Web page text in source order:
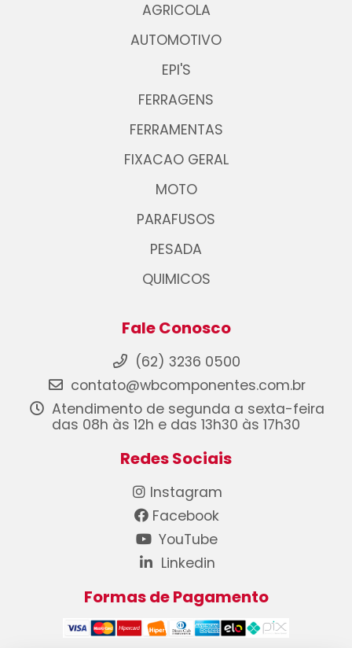
AGRICOLA
AUTOMOTIVO
EPI'S
FERRAGENS
FERRAMENTAS
FIXACAO GERAL
MOTO
PARAFUSOS
PESADA
QUIMICOS
Fale Conosco
(62) 3236 0500
contato@wbcomponentes.com.br
Atendimento de segunda a sexta-feira
das 08h às 12h e das 13h30 às 17h30
Redes Sociais
Instagram
Facebook
YouTube
Linkedin
Formas de Pagamento